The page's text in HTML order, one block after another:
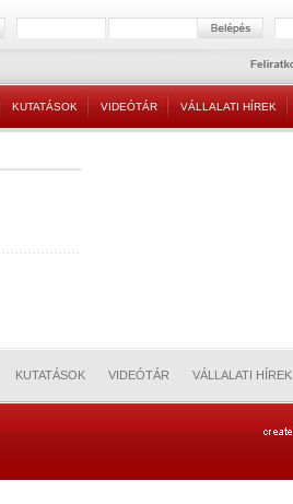
KUTATÁSOK VIDEÓTÁR VÁLLALATI HÍREK
KUTATÁSOK VIDEÓTÁR VÁLLALATI HÍREK